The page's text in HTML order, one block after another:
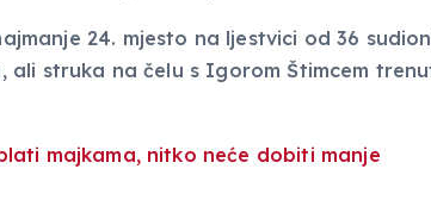
24. mjesto na ljestvici od 36
struka na čelu s Igorom Štimcem